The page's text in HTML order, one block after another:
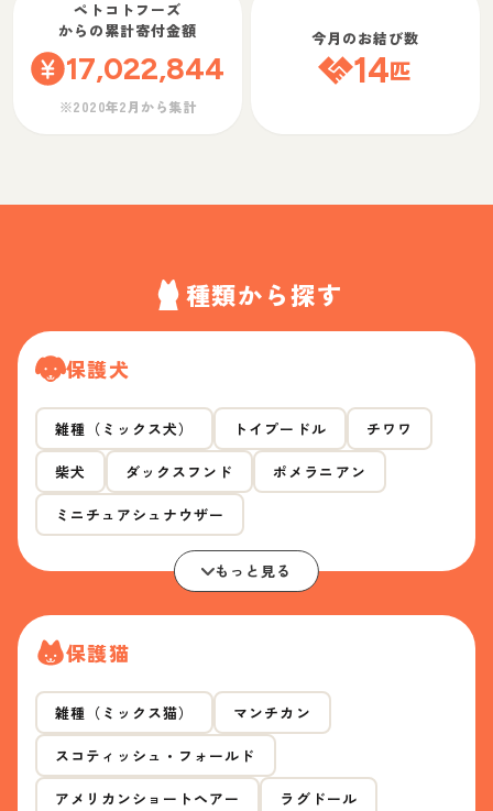
ペトコトフーズ
からの累計寄付金額
17,022,844
※2020年2月から集計
今月のお結び数
14匹
種類から探す
保護犬
雑種（ミックス犬） トイプードル チワワ
柴犬 ダックスフンド ポメラニアン
ミニチュアシュナウザー
もっと見る
保護猫
雑種（ミックス猫） マンチカン
スコティッシュ・フォールド
アメリカンショートヘアー ラグドール